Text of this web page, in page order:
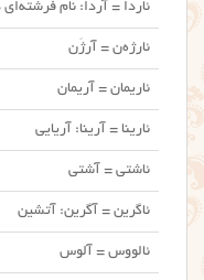
ئاردا = آردا: نام
ئارژه‌ن = آرژَن
ئاریمان = آریمان
ئارینا = آرینا: آریایی
ئاشتی = آشتی
ئاگرین = آگرین: آتشین
ئالووس = آلوس